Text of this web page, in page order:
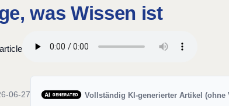
was Wissen ist
06-27 Vollständig KI-generierter Artikel (ohne